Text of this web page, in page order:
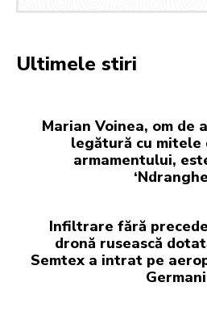
Ultimele stiri
Marian Voinea, om de
legătură cu mitele
armamentului,
Infiltrare fără
dronă rusească
Semtex a intrat pe